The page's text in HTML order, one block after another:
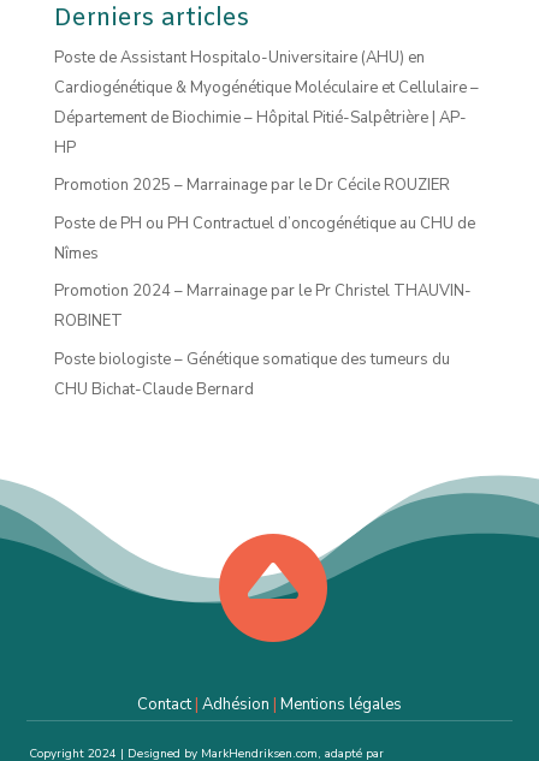
Derniers articles
Poste de Assistant Hospitalo-Universitaire (AHU) en
Cardiogénétique & Myogénétique Moléculaire et Cellulaire –
Département de Biochimie – Hôpital Pitié-Salpêtrière | AP-
HP
Promotion 2025 – Marrainage par le Dr Cécile ROUZIER
Poste de PH ou PH Contractuel d’oncogénétique au CHU de
Nîmes
Promotion 2024 – Marrainage par le Pr Christel THAUVIN-
ROBINET
Poste biologiste – Génétique somatique des tumeurs du
CHU Bichat-Claude Bernard

Contact| Adhésion | Mentions légales
Copyright 2024 | Designed by MarkHendriksen.com, adapté par